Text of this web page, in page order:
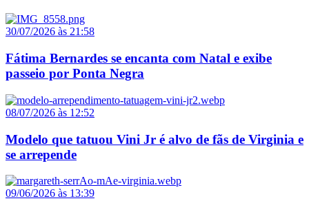
30/07/2026 às 21:58
Fátima Bernardes se encanta com Natal e exibe
passeio por Ponta Negra
08/07/2026 às 12:52
Modelo que tatuou Vini Jr é alvo de fãs de Virginia e
se arrepende
09/06/2026 às 13:39